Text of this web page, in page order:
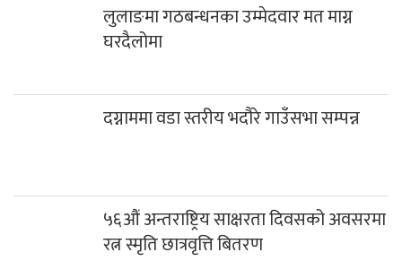
लुलाङमा गठबन्धनका उम्मेदवार मत माग्न
घरदैलोमा
दग्नाममा वडा स्तरीय भदौरे गाउँसभा सम्पन्न
५६औं अन्तराष्ट्रिय साक्षरता दिवसको अवसरमा
रत्न स्मृति छात्रवृत्ति बितरण